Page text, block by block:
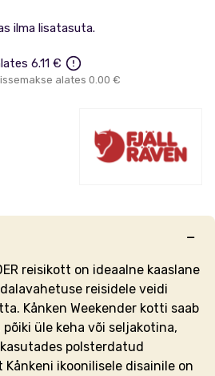
ilma lisatasuta.
6.11 €
alates 0.00 €
reisikott on ideaalne kaaslane
reisidele veidi
Kånken Weekender kotti saab
üle keha või seljakotina,
polsterdatud
Kånkeni ikoonilisele disainile on